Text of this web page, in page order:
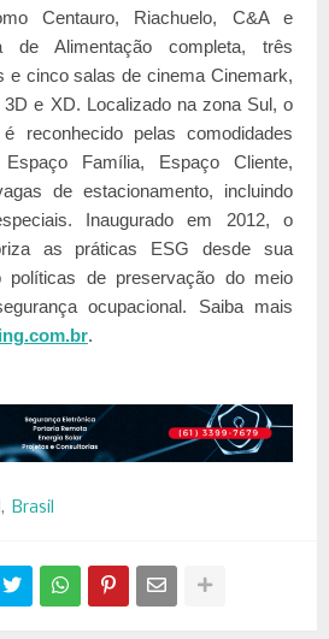
Centauro, Riachuelo, C&A e
de Alimentação completa, três
e cinco salas de cinema Cinemark,
3D e XD. Localizado na zona Sul, o
reconhecido pelas comodidades
Família, Espaço Cliente,
de estacionamento, incluindo
Inaugurado em 2012, o
as práticas ESG desde sua
políticas de preservação do meio
ocupacional. Saiba mais
.
Brasil